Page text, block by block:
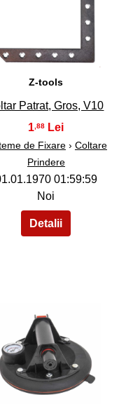
Z-tools
Patrat, Gros, V10
1 ,88
de Fixare› Coltare
Prindere
01:59:59
Noi
39